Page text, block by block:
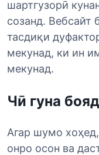
шартгузорӣ
созанд. Вебсайт
тасдиқи
мекунад, ки ин
мекунад.
Чӣ гуна
Агар шумо
онро осон ва